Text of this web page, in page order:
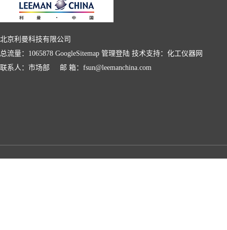
北京利曼科技有限公司
总流量：1065878 GoogleSitemap 管理登陆 技术支持： 化工仪器网
联系人：市场部 邮 箱：fsun@leemanchina.com